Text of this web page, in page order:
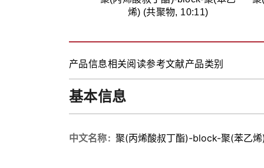
烯) (共聚物, 10:11)
产品信息相关阅读参考文献产品类别
基本信息
中文名称 聚(丙烯酸叔丁酯)-block-聚(苯乙